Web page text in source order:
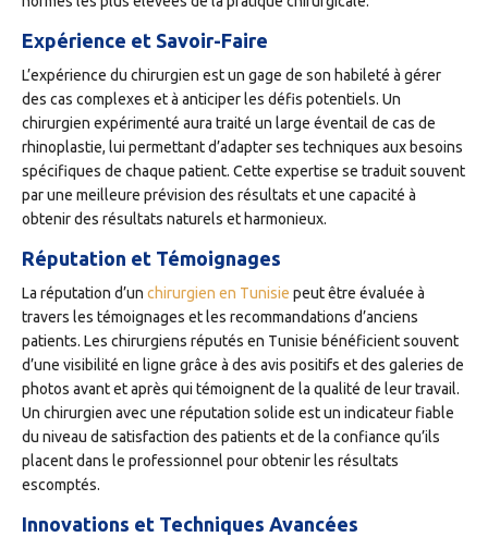
Expérience et Savoir-Faire
L’expérience du chirurgien est un gage de son habileté à gérer
des cas complexes et à anticiper les défis potentiels. Un
chirurgien expérimenté aura traité un large éventail de cas de
rhinoplastie, lui permettant d’adapter ses techniques aux besoins
spécifiques de chaque patient. Cette expertise se traduit souvent
par une meilleure prévision des résultats et une capacité à
obtenir des résultats naturels et harmonieux.
Réputation et Témoignages
La réputation d’un chirurgien en Tunisie peut être évaluée à
travers les témoignages et les recommandations d’anciens
patients. Les chirurgiens réputés en Tunisie bénéficient souvent
d’une visibilité en ligne grâce à des avis positifs et des galeries de
photos avant et après qui témoignent de la qualité de leur travail.
Un chirurgien avec une réputation solide est un indicateur fiable
du niveau de satisfaction des patients et de la confiance qu’ils
placent dans le professionnel pour obtenir les résultats
escomptés.
Innovations et Techniques Avancées